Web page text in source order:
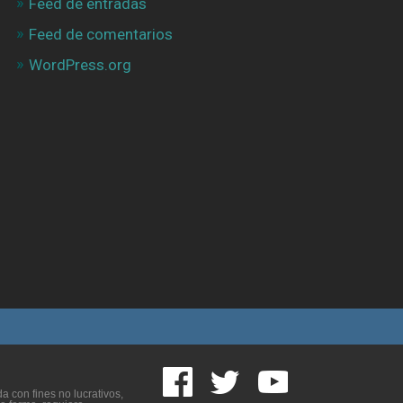
Feed de entradas
Feed de comentarios
WordPress.org
con fines no lucrativos,